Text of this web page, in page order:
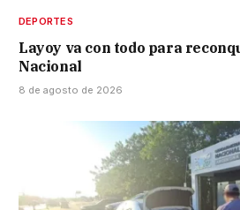
DEPORTES
Layoy va con todo para
Nacional
8 de agosto de 2026